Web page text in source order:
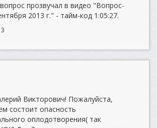
прозвучал в видео "Вопрос-
2013 г." - тайм-код 1:05:27.
Викторович! Пожалуйста,
состоит опасность
оплодотворения( так